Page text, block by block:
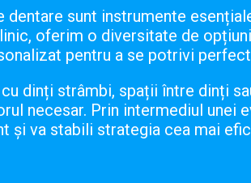
dentare sunt instrumente
oferim o diversitate de
pentru a se potrivi
dinți strâmbi, spații între dinți
necesar. Prin intermediul unei
și va stabili strategia cea mai